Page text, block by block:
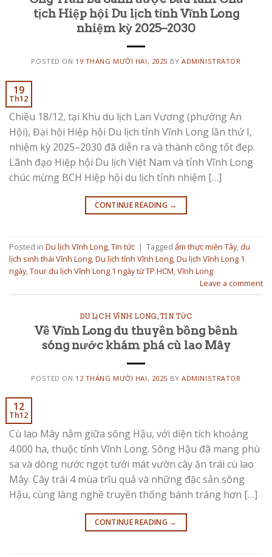
tịch Hiệp hội Du lịch tỉnh Vĩnh Long
nhiệm kỳ 2025–2030
POSTED ON 19 THÁNG MƯỜI HAI, 2025 BYADMINISTRATOR
19
Th12
Chiều 18/12, tại Khu du lịch Lan Vương (phường An
Hội), Đại hội Hiệp hội Du lịch tỉnh Vĩnh Long lần thứ I,
nhiệm kỳ 2025–2030 đã diễn ra và thành công tốt đẹp.
Lãnh đạo Hiệp hội Du lịch Việt Nam và tỉnh Vĩnh Long
chúc mừng BCH Hiệp hội du lịch tỉnh nhiệm […]
CONTINUE READING →
Posted in Du lịch Vĩnh Long,Tin tức | Tagged ẩm thực miền Tây, du
lịch sinh thái Vĩnh Long,Du lịch tỉnh Vĩnh Long,Du lịch Vĩnh Long 1
ngày,Tour du lịch Vĩnh Long 1 ngày từ TP.HCM,Vĩnh Long
Leave a comment
DU LỊCH VĨNH LONG,TIN TỨC
Về Vĩnh Long du thuyền bồng bềnh
sóng nước khám phá cù lao Mây
POSTED ON 12 THÁNG MƯỜI HAI, 2025 BYADMINISTRATOR
12
Th12
Cù lao Mây nằm giữa sông Hậu, với diện tích khoảng
4.000 ha, thuộc tỉnh Vĩnh Long. Sông Hậu đã mang phù
sa và dòng nước ngọt tưới mát vườn cây ăn trái cù lao
Mây. Cây trái 4 mùa trĩu quả và những đặc sản sông
Hậu, cùng làng nghề truyền thống bánh tráng hơn […]
CONTINUE READING →